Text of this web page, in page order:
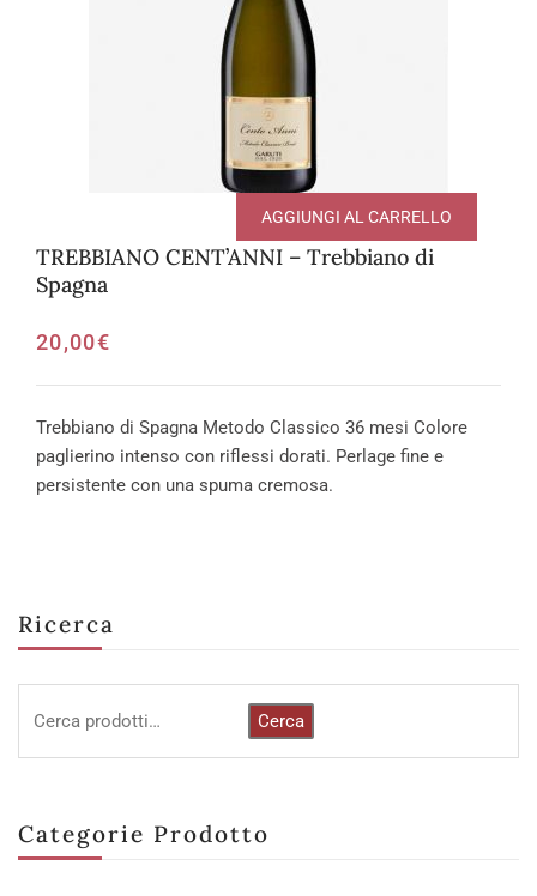
Ricerca
Cerca
Categorie Prodotto
TREBBIANO CENT’ANNI – Trebbiano di
Spagna
20,00€
AGGIUNGI AL CARRELLO
Trebbiano di Spagna Metodo Classico 36 mesi Colore
paglierino intenso con riflessi dorati. Perlage fine e
persistente con una spuma cremosa.